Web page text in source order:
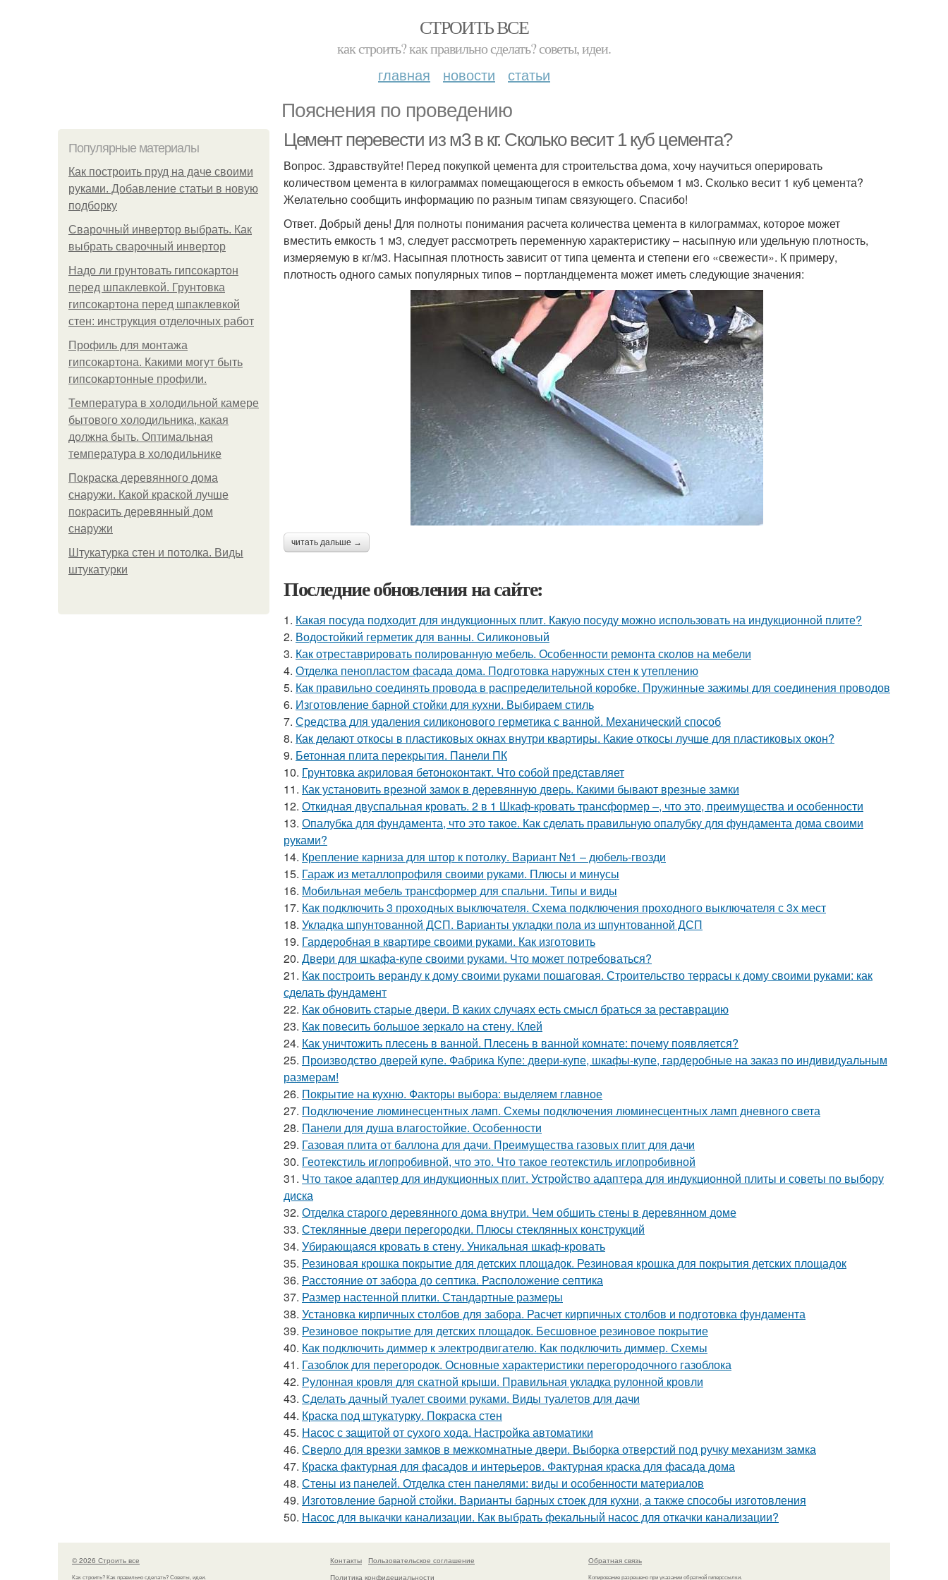
СТРОИТЬ ВСЕ
как строить? как правильно сделать? советы, идеи.
главная новости статьи
Пояснения по проведению
Популярные материалы
Как построить пруд на даче своими
руками. Добавление статьи в новую
подборку
Сварочный инвертор выбрать. Как
выбрать сварочный инвертор
Надо ли грунтовать гипсокартон
перед шпаклевкой. Грунтовка
гипсокартона перед шпаклевкой
стен: инструкция отделочных работ
Профиль для монтажа
гипсокартона. Какими могут быть
гипсокартонные профили.
Температура в холодильной камере
бытового холодильника, какая
должна быть. Оптимальная
температура в холодильнике
Покраска деревянного дома
снаружи. Какой краской лучше
покрасить деревянный дом
снаружи
Штукатурка стен и потолка. Виды
штукатурки
Цемент перевести из м3 в кг. Сколько весит 1 куб цемента?
Вопрос. Здравствуйте! Перед покупкой цемента для строительства дома, хочу научиться оперировать
количеством цемента в килограммах помещающегося в емкость объемом 1 м3. Сколько весит 1 куб цемента?
Желательно сообщить информацию по разным типам связующего. Спасибо!
Ответ. Добрый день! Для полноты понимания расчета количества цемента в килограммах, которое может
вместить емкость 1 м3, следует рассмотреть переменную характеристику – насыпную или удельную плотность,
измеряемую в кг/м3. Насыпная плотность зависит от типа цемента и степени его «свежести». К примеру,
плотность одного самых популярных типов – портландцемента может иметь следующие значения:
читать дальше →
Последние обновления на сайте:
1. Какая посуда подходит для индукционных плит. Какую посуду можно использовать на индукционной плите?
2. Водостойкий герметик для ванны. Силиконовый
3. Как отреставрировать полированную мебель. Особенности ремонта сколов на мебели
4. Отделка пенопластом фасада дома. Подготовка наружных стен к утеплению
5. Как правильно соединять провода в распределительной коробке. Пружинные зажимы для соединения проводов
6. Изготовление барной стойки для кухни. Выбираем стиль
7. Средства для удаления силиконового герметика с ванной. Механический способ
8. Как делают откосы в пластиковых окнах внутри квартиры. Какие откосы лучше для пластиковых окон?
9. Бетонная плита перекрытия. Панели ПК
10. Грунтовка акриловая бетоноконтакт. Что собой представляет
11. Как установить врезной замок в деревянную дверь. Какими бывают врезные замки
12. Откидная двуспальная кровать. 2 в 1 Шкаф-кровать трансформер –, что это, преимущества и особенности
13. Опалубка для фундамента, что это такое. Как сделать правильную опалубку для фундамента дома своими
руками?
14. Крепление карниза для штор к потолку. Вариант №1 – дюбель-гвозди
15. Гараж из металлопрофиля своими руками. Плюсы и минусы
16. Мобильная мебель трансформер для спальни. Типы и виды
17. Как подключить 3 проходных выключателя. Схема подключения проходного выключателя с 3х мест
18. Укладка шпунтованной ДСП. Варианты укладки пола из шпунтованной ДСП
19. Гардеробная в квартире своими руками. Как изготовить
20. Двери для шкафа-купе своими руками. Что может потребоваться?
21. Как построить веранду к дому своими руками пошаговая. Строительство террасы к дому своими руками: как
сделать фундамент
22. Как обновить старые двери. В каких случаях есть смысл браться за реставрацию
23. Как повесить большое зеркало на стену. Клей
24. Как уничтожить плесень в ванной. Плесень в ванной комнате: почему появляется?
25. Производство дверей купе. Фабрика Купе: двери-купе, шкафы-купе, гардеробные на заказ по индивидуальным
размерам!
26. Покрытие на кухню. Факторы выбора: выделяем главное
27. Подключение люминесцентных ламп. Схемы подключения люминесцентных ламп дневного света
28. Панели для душа влагостойкие. Особенности
29. Газовая плита от баллона для дачи. Преимущества газовых плит для дачи
30. Геотекстиль иглопробивной, что это. Что такое геотекстиль иглопробивной
31. Что такое адаптер для индукционных плит. Устройство адаптера для индукционной плиты и советы по выбору
диска
32. Отделка старого деревянного дома внутри. Чем обшить стены в деревянном доме
33. Стеклянные двери перегородки. Плюсы стеклянных конструкций
34. Убирающаяся кровать в стену. Уникальная шкаф-кровать
35. Резиновая крошка покрытие для детских площадок. Резиновая крошка для покрытия детских площадок
36. Расстояние от забора до септика. Расположение септика
37. Размер настенной плитки. Стандартные размеры
38. Установка кирпичных столбов для забора. Расчет кирпичных столбов и подготовка фундамента
39. Резиновое покрытие для детских площадок. Бесшовное резиновое покрытие
40. Как подключить диммер к электродвигателю. Как подключить диммер. Схемы
41. Газоблок для перегородок. Основные характеристики перегородочного газоблока
42. Рулонная кровля для скатной крыши. Правильная укладка рулонной кровли
43. Сделать дачный туалет своими руками. Виды туалетов для дачи
44. Краска под штукатурку. Покраска стен
45. Насос с защитой от сухого хода. Настройка автоматики
46. Сверло для врезки замков в межкомнатные двери. Выборка отверстий под ручку механизм замка
47. Краска фактурная для фасадов и интерьеров. Фактурная краска для фасада дома
48. Стены из панелей. Отделка стен панелями: виды и особенности материалов
49. Изготовление барной стойки. Варианты барных стоек для кухни, а также способы изготовления
50. Насос для выкачки канализации. Как выбрать фекальный насос для откачки канализации?
© 2026 Строить все
Как строить? Как правильно сделать? Советы, идеи.
Контакты
Пользовательское соглашение
Политика конфидециальности
Обратная связь
Копирование разрешено при указании обратной гиперссылки.